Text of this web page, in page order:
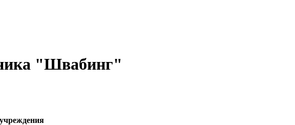
"Швабинг"